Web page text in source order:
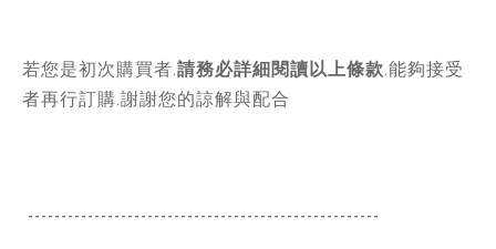
若您是初次購買者.請務必詳細閱讀以上條款.能夠接受
者再行訂購.謝謝您的諒解與配合
-----------------------------------------------------